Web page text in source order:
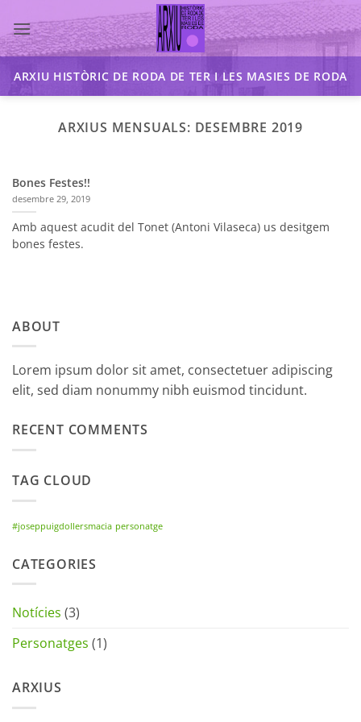
to
content
ARXIU HISTÒRIC DE RODA DE TER I LES MASIES DE RODA
ARXIUS MENSUALS: DESEMBRE 2019
Bones Festes!!
desembre 29, 2019
Amb aquest acudit del Tonet (Antoni Vilaseca) us desitgem
bones festes.
ABOUT
Lorem ipsum dolor sit amet, consectetuer adipiscing
elit, sed diam nonummy nibh euismod tincidunt.
RECENT COMMENTS
TAG CLOUD
#joseppuigdollersmacia personatge
CATEGORIES
Notícies (3)
Personatges (1)
ARXIUS